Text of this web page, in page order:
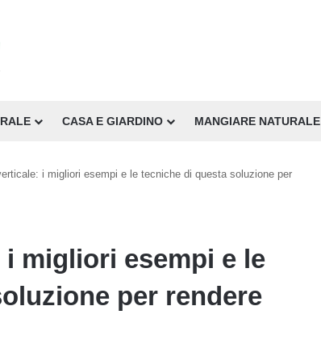
CASA E GIARDINO MANGIARE NATURALE
i migliori esempi e le tecniche di questa soluzione per
migliori esempi e le
per rendere